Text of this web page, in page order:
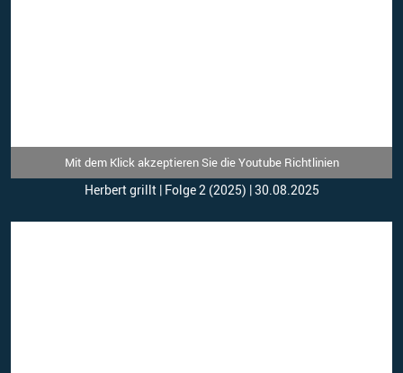
Mit dem Klick akzeptieren Sie die Youtube Richtlinien
Herbert grillt | Folge 2 (2025) | 30.08.2025